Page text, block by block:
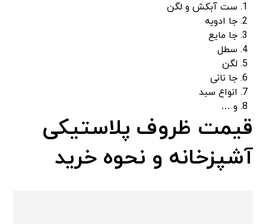
ست آبکش و لگن
جا ادویه
جا مایع
سطل
لگن
جا نانی
انواع سبد
و …
قیمت ظروف پلاستیکی
آشپزخانه و نحوه خرید